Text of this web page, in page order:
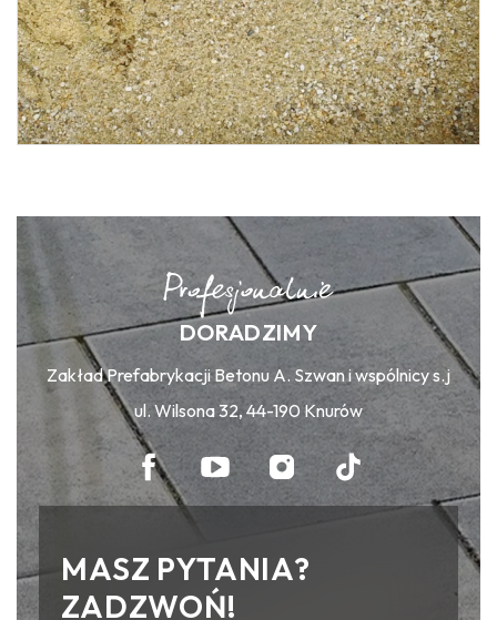
MASZ PYTANIA?
ZADZWOŃ!
DORADZIMY
Zakład Prefabrykacji Betonu A. Szwan i wspólnicy s.j
ul. Wilsona 32, 44-190 Knurów